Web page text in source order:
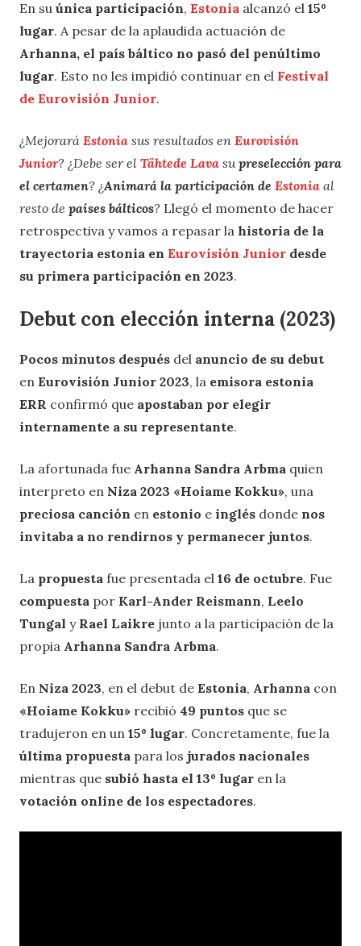
En su única participación, Estonia alcanzó el 15º
lugar. A pesar de la aplaudida actuación de
Arhanna, el país báltico no pasó del penúltimo
lugar. Esto no les impidió continuar en el Festival
de Eurovisión Junior.
¿Mejorará Estonia sus resultados en Eurovisión
Junior? ¿Debe ser el Tähtede Lava supreselección para
el certamen? ¿Animará la participación de Estonia al
resto de países bálticos? Llegó el momento de hacer
retrospectiva y vamos a repasar la historia de la
trayectoria estonia en Eurovisión Junior desde
su primera participación en 2023.
Debut con elección interna (2023)
Pocos minutos después del anuncio de su debut
en Eurovisión Junior 2023, la emisora estonia
ERR confirmó que apostaban por elegir
internamente a su representante.
La afortunada fue Arhanna Sandra Arbma quien
interpreto en Niza 2023 «Hoiame Kokku», una
preciosa canción en estonio e inglés donde nos
invitaba a no rendirnos y permanecer juntos.
La propuesta fue presentada el 16 de octubre. Fue
compuesta por Karl-Ander Reismann, Leelo
Tungal y Rael Laikre junto a la participación de la
propia Arhanna Sandra Arbma.
En Niza 2023, en el debut de Estonia, Arhanna con
«Hoiame Kokku» recibió 49 puntos que se
tradujeron en un 15º lugar. Concretamente, fue la
última propuesta para los jurados nacionales
mientras que subió hasta el 13º lugar en la
votación online de los espectadores.